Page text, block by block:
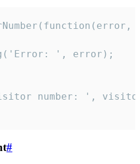
', error);
number: ',
#